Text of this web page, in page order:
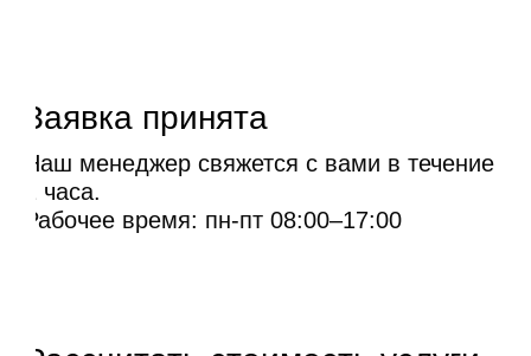
Заявка принята
Наш менеджер свяжется с вами в течение
1 часа.
Рабочее время: пн-пт 08:00–17:00